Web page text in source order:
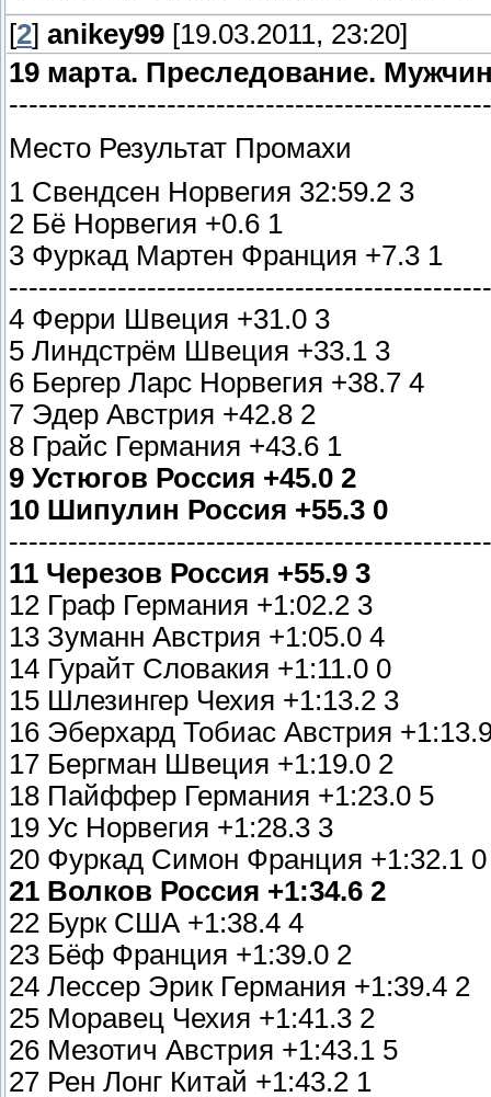
[2] anikey99 [19.03.2011, 23:20]
19 марта. Преследование.
Место Результат Промахи
1 Свендсен Норвегия 32:59.2 3
2 Бё Норвегия +0.6 1
3 Фуркад Мартен Франция +7.3 1
4 Ферри Швеция +31.0 3
5 Линдстрём Швеция +33.1 3
6 Бергер Ларс Норвегия +38.7 4
7 Эдер Австрия +42.8 2
8 Грайс Германия +43.6 1
9 Устюгов Россия +45.0 2
10 Шипулин Россия +55.3 0
11 Черезов Россия +55.9 3
12 Граф Германия +1:02.2 3
13 Зуманн Австрия +1:05.0 4
14 Гурайт Словакия +1:11.0 0
15 Шлезингер Чехия +1:13.2 3
16 Эберхард Тобиас Австрия
17 Бергман Швеция +1:19.0 2
18 Пайффер Германия +1:23.0 5
19 Ус Норвегия +1:28.3 3
20 Фуркад Симон Франция +1:32.1 0
21 Волков Россия +1:34.6 2
22 Бурк США +1:38.4 4
23 Бёф Франция +1:39.0 2
24 Лессер Эрик Германия +1:39.4 2
25 Моравец Чехия +1:41.3 2
26 Мезотич Австрия +1:43.1 5
27 Рен Лонг Китай +1:43.2 1